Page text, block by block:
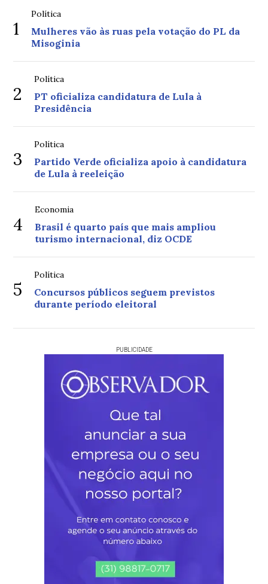
1
Política
Mulheres vão às ruas pela votação do PL da
Misoginia
2
Política
PT oficializa candidatura de Lula à
Presidência
3
Política
Partido Verde oficializa apoio à candidatura
de Lula à reeleição
4
Economia
Brasil é quarto país que mais ampliou
turismo internacional, diz OCDE
5
Política
Concursos públicos seguem previstos
durante período eleitoral
PUBLICIDADE